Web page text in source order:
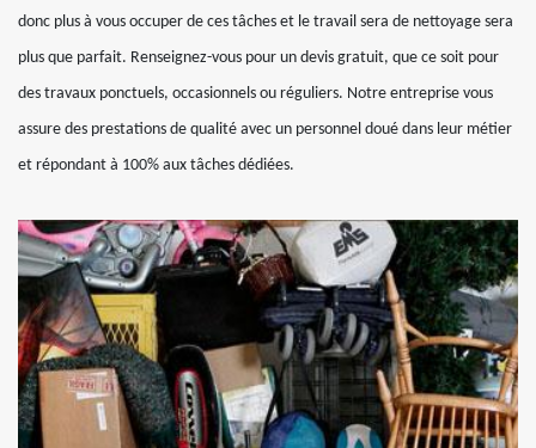
donc plus à vous occuper de ces tâches et le travail sera de nettoyage sera
plus que parfait. Renseignez-vous pour un devis gratuit, que ce soit pour
des travaux ponctuels, occasionnels ou réguliers. Notre entreprise vous
assure des prestations de qualité avec un personnel doué dans leur métier
et répondant à 100% aux tâches dédiées.